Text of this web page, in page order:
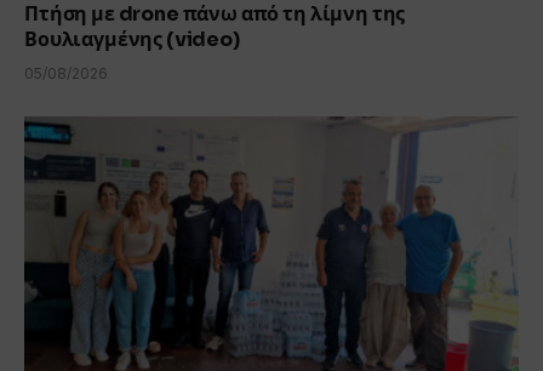
Πτήση με drone πάνω από τη λίμνη της
Βουλιαγμένης (video)
05/08/2026